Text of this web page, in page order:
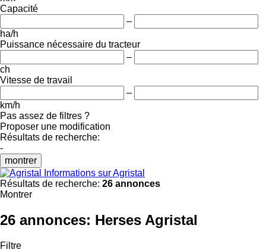
Capacité
–
ha/h
Puissance nécessaire du tracteur
–
ch
Vitesse de travail
–
km/h
Pas assez de filtres ?
Proposer une modification
Résultats de recherche:
-
montrer
Informations sur Agristal
Résultats de recherche: 26 annonces
Montrer
26 annonces: Herses Agristal
Filtre